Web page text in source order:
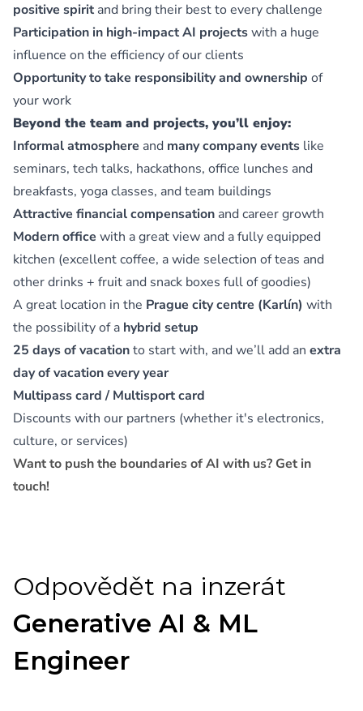
positive spirit and bring their best to every challenge
Participation in high-impact AI projectswith a huge
influence on the efficiency of our clients
Opportunity to take responsibility and ownership of
your work
Beyond the team and projects, you’ll enjoy:
Informal atmosphere and many company events like
seminars, tech talks, hackathons, office lunches and
breakfasts, yoga classes, and team buildings
Attractive financial compensation and career growth
Modern office with a great view and a fully equipped
kitchen (excellent coffee, a wide selection of teas and
other drinks + fruit and snack boxes full of goodies)
A great location in the Prague city centre (Karlín) with
the possibility of a hybrid setup
25 days of vacationto start with, and we’ll add an extra
day of vacation every year
Multipass card / Multisport card
Discounts with our partners (whether it's electronics,
culture, or services)
Want to push the boundaries of AI with us? Get in
touch!